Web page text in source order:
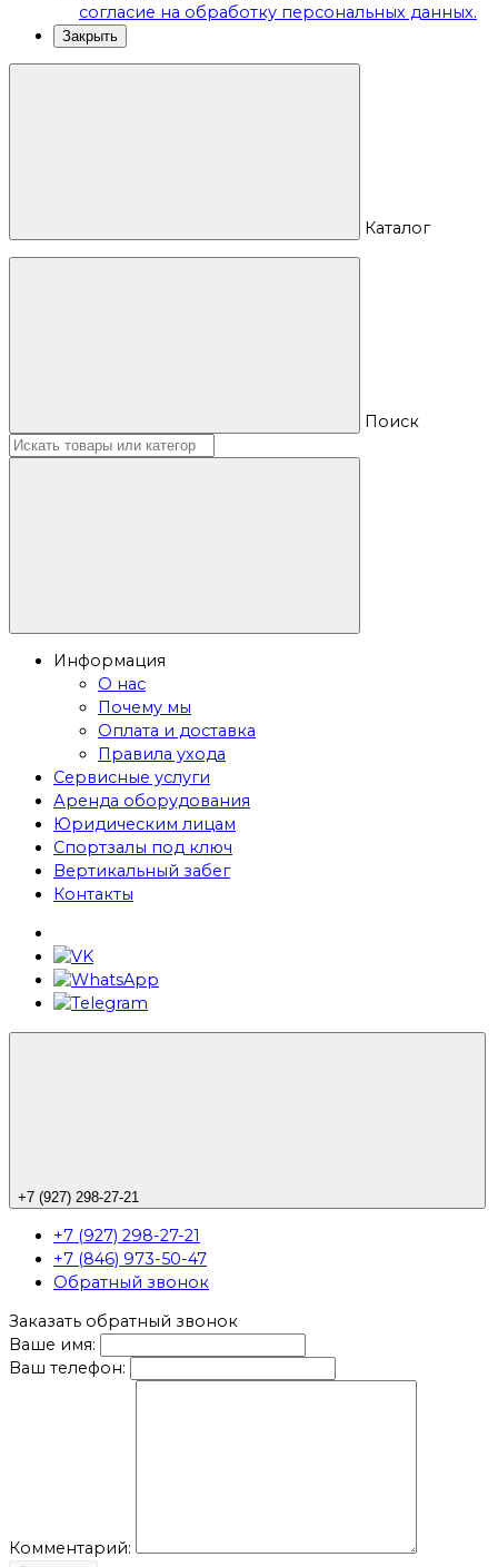
согласие на обработку персональных данных.
Закрыть
Каталог
Поиск
Информация
О нас
Почему мы
Оплата и доставка
Правила ухода
Сервисные услуги
Аренда оборудования
Юридическим лицам
Спортзалы под ключ
Вертикальный забег
Контакты
+7 (927) 298-27-21
+7 (927) 298-27-21
+7 (846) 973-50-47
Обратный звонок
Заказать обратный звонок
Ваше имя:
Ваш телефон:
Комментарий: